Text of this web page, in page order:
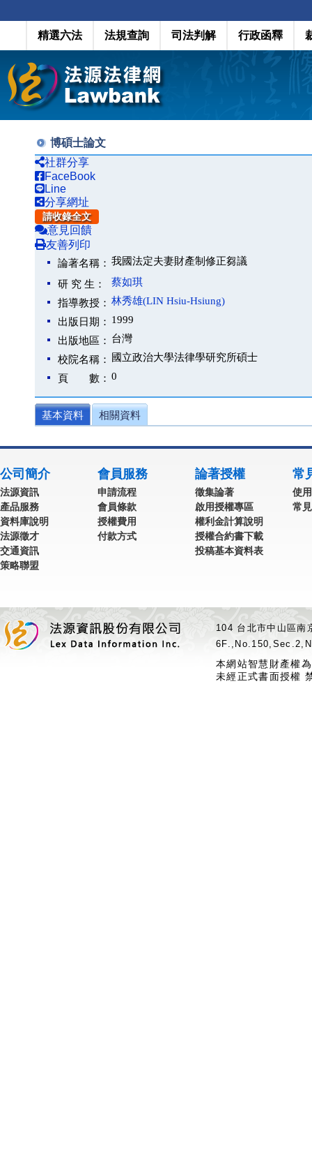
精選六法 法規查詢 司法判解 行政函釋
博碩士論文
社群分享
FaceBook
Line
分享網址
請收錄全文
意見回饋
友善列印
論著名稱： 我國法定夫妻財產制修正芻議
研 究 生：
蔡如琪
指導教授： 林秀雄(LIN Hsiu-Hsiung)
出版日期： 1999
出版地區： 台灣
校院名稱：
國立政治大學法律學研究所碩士
頁 數： 0
基本資料 相關資料
公司簡介
法源資訊
產品服務
資料庫說明
法源徵才
交通資訊
策略聯盟
會員服務
申請流程
會員條款
授權費用
付款方式
論著授權
徵集論著
啟用授權專區
權利金計算說明
授權合約書下載
投稿基本資料表
常
使
常
104 台北市中山區
本網站智慧財產權
未經正式書面授權